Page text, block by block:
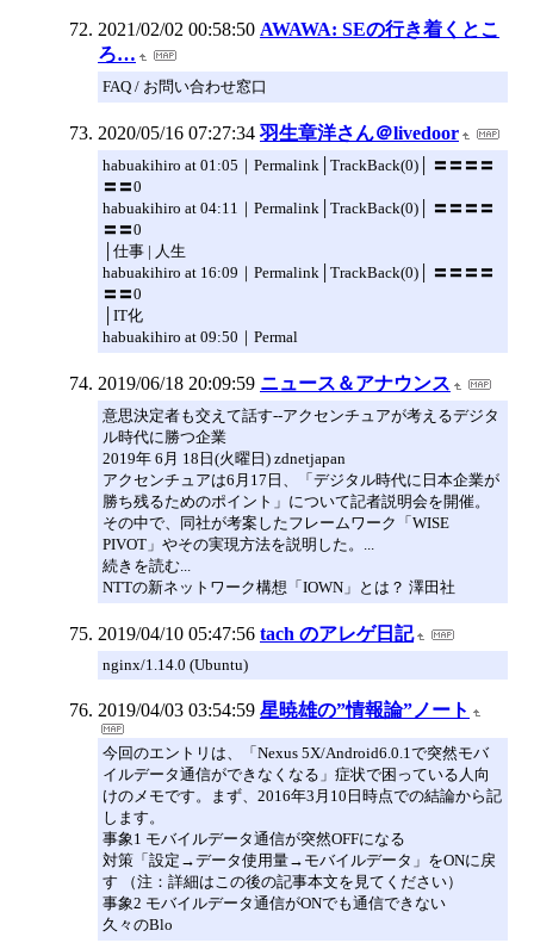
2021/02/02 00:58:50 AWAWA: SEの行き着くとこ
ろ…
FAQ / お問い合わせ窓口
2020/05/16 07:27:34 羽生章洋さん＠livedoor
habuakihiro at 01:05｜Permalink│TrackBack(0)│ 〓〓〓〓
〓〓0
habuakihiro at 04:11｜Permalink│TrackBack(0)│ 〓〓〓〓
〓〓0
│仕事 | 人生
habuakihiro at 16:09｜Permalink│TrackBack(0)│ 〓〓〓〓
〓〓0
│IT化
habuakihiro at 09:50｜Permal
2019/06/18 20:09:59 ニュース＆アナウンス
意思決定者も交えて話す--アクセンチュアが考えるデジタ
ル時代に勝つ企業
2019年 6月 18日(火曜日) zdnetjapan
アクセンチュアは6月17日、「デジタル時代に日本企業が
勝ち残るためのポイント」について記者説明会を開催。
その中で、同社が考案したフレームワーク「WISE
PIVOT」やその実現方法を説明した。...
続きを読む...
NTTの新ネットワーク構想「IOWN」とは？ 澤田社
2019/04/10 05:47:56 tach のアレゲ日記
nginx/1.14.0 (Ubuntu)
2019/04/03 03:54:59 星暁雄の”情報論”ノート
今回のエントリは、「Nexus 5X/Android6.0.1で突然モバ
イルデータ通信ができなくなる」症状で困っている人向
けのメモです。まず、2016年3月10日時点での結論から記
します。
事象1 モバイルデータ通信が突然OFFになる
対策「設定→データ使用量→モバイルデータ」をONに戻
す （注：詳細はこの後の記事本文を見てください）
事象2 モバイルデータ通信がONでも通信できない
久々のBlo